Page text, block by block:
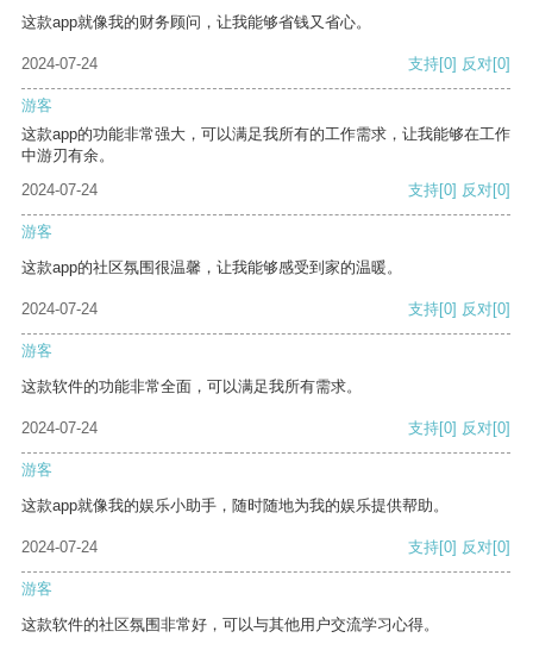
这款app就像我的财务顾问，让我能够省钱又省心。
2024-07-24 支持[0] 反对[0]
游客
这款app的功能非常强大，可以满足我所有的工作需求，让我能够在工作
中游刃有余。
2024-07-24
支持[0] 反对[0]
游客
这款app的社区氛围很温馨，让我能够感受到家的温暖。
2024-07-24 支持[0] 反对[0]
游客
这款软件的功能非常全面，可以满足我所有需求。
2024-07-24 支持[0] 反对[0]
游客
这款app就像我的娱乐小助手，随时随地为我的娱乐提供帮助。
2024-07-24 支持[0] 反对[0]
游客
这款软件的社区氛围非常好，可以与其他用户交流学习心得。